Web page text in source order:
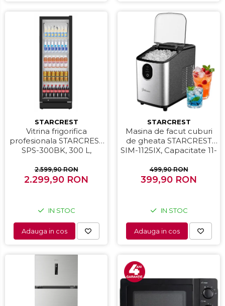
STARCREST
Vitrina frigorifica
profesionala STARCREST
SPS-300BK, 300 L,
Iluminare LED, H 169.5
cm, Negru
2.599,90 RON
2.299,90 RON
IN STOC
Adauga in cos
STARCREST
Masina de facut cuburi
de gheata STARCREST
SIM-1125IX, Capacitate 11-
detasabil, Rezervor apa
0.8 l, Inox
499,90 RON
399,90 RON
IN STOC
Adauga in cos